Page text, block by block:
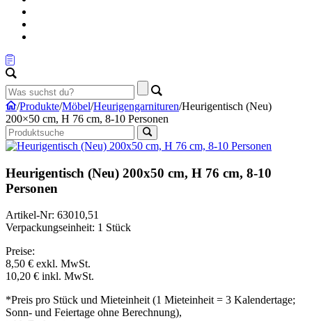
/Produkte/Möbel/Heurigengarnituren/Heurigentisch (Neu)
200×50 cm, H 76 cm, 8-10 Personen
Heurigentisch (Neu) 200x50 cm, H 76 cm, 8-10
Personen
Artikel-Nr: 63010,51
Verpackungseinheit: 1 Stück
Preise:
8,50 € exkl. MwSt.
10,20 € inkl. MwSt.
*Preis pro Stück und Mieteinheit (1 Mieteinheit = 3 Kalendertage;
Sonn- und Feiertage ohne Berechnung),